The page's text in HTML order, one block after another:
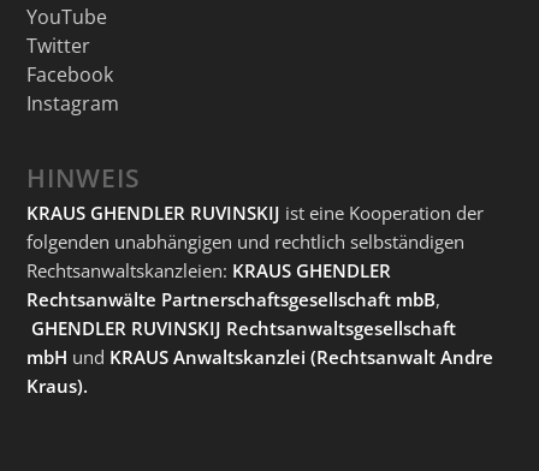
YouTube
Twitter
Facebook
Instagram
HINWEIS
KRAUS GHENDLER RUVINSKIJ ist eine Kooperation der
folgenden unabhängigen und rechtlich selbständigen
Rechtsanwaltskanzleien: KRAUS GHENDLER
Rechtsanwälte Partnerschaftsgesellschaft mbB,
GHENDLER RUVINSKIJ Rechtsanwaltsgesellschaft
mbH und KRAUS Anwaltskanzlei (Rechtsanwalt Andre
Kraus).